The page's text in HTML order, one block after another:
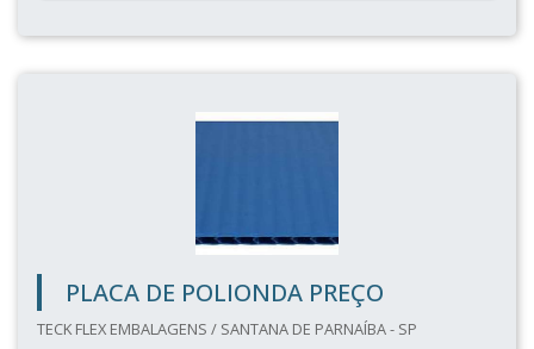
PLACA DE POLIONDA PREÇO
TECK FLEX EMBALAGENS / SANTANA DE PARNAÍBA - SP